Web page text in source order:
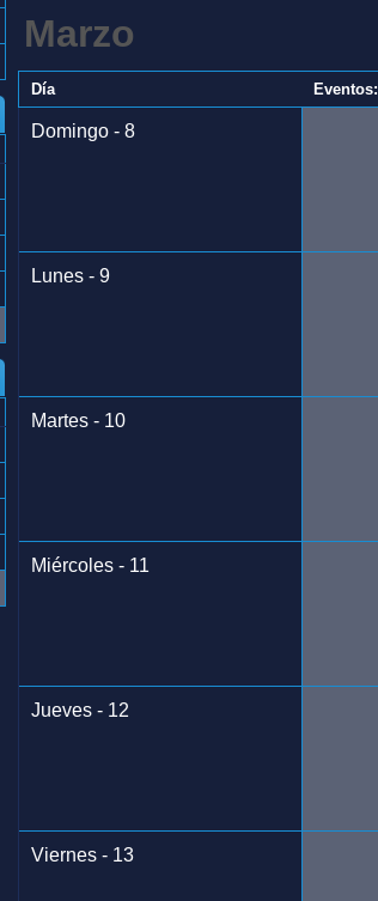
Marzo
Día Eventos:
Domingo - 8
Lunes - 9
Martes - 10
Miércoles - 11
Jueves - 12
Viernes - 13